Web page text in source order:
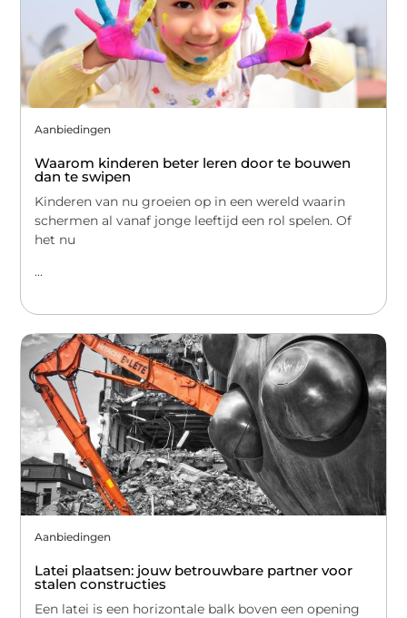
Aanbiedingen
Waarom kinderen beter leren door te bouwen
dan te swipen
Kinderen van nu groeien op in een wereld waarin
schermen al vanaf jonge leeftijd een rol spelen. Of
het nu
...
Aanbiedingen
Latei plaatsen: jouw betrouwbare partner voor
stalen constructies
Een latei is een horizontale balk boven een opening